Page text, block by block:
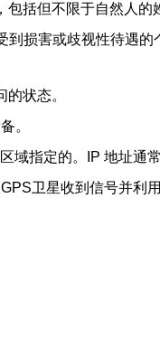
括但不限于自然人的
损害或歧视性待遇
状态。
。
指定的。IP 地址通
卫星收到信号并利